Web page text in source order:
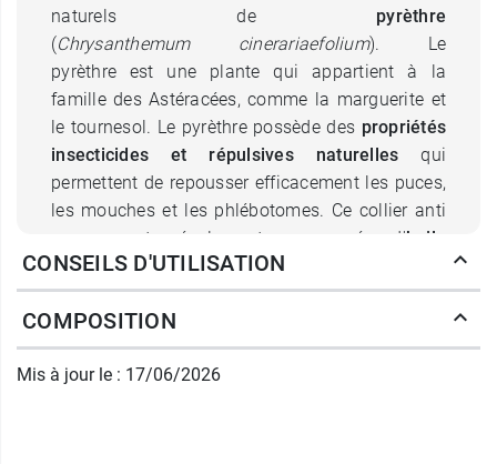
naturels de pyrèthre
(Chrysanthemum cinerariaefolium). Le
pyrèthre est une plante qui appartient à la
famille des Astéracées, comme la marguerite et
le tournesol. Le pyrèthre possède des propriétés
insecticides et répulsives naturellesqui
permettent de repousser efficacement les puces,
les mouches et les phlébotomes. Ce collier anti
puces est également composé d'huile
essentielle de lavandin. Proche parent de la
lavande, le lavandin possède, quant à lui, des
propriétés insectifuges et acaricides
qui renforcent l'efficacité antiparasitaire de ce
collier anti puces pour chien Vetoform. Le
CONSEILS D'UTILISATION
COMPOSITION
Mis à jour le : 17/06/2026